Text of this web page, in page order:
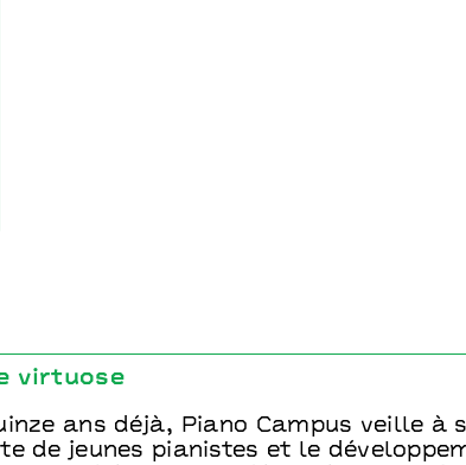
virtuose
ans déjà, Piano Campus veille à
de jeunes pianistes et le